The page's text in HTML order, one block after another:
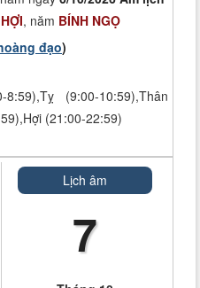
, năm BÍNH NGỌ
đạo)
(9:00-10:59),Thân
(21:00-22:59)
Lịch âm
7